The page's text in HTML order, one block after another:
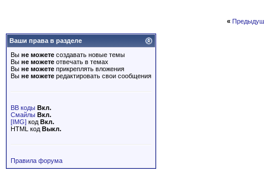
«
Ваши права в разделе
Вы не можете создавать новые темы
Вы не можете отвечать в темах
Вы не можете прикреплять вложения
Вы не можете редактировать свои сообщения
BB коды Вкл.
Смайлы Вкл.
[IMG] код Вкл.
HTML код Выкл.
Правила форума